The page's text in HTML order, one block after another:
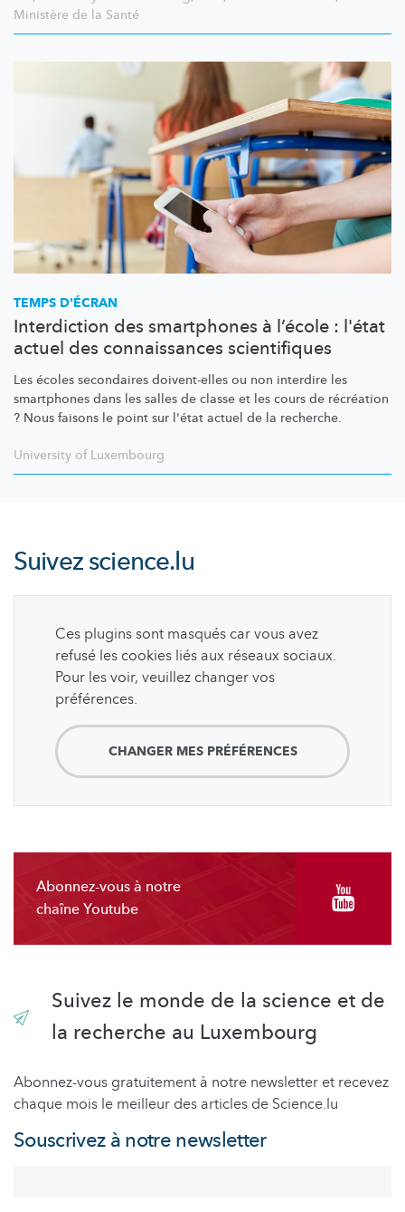
Ministère de la Santé
TEMPS D'ÉCRAN
Interdiction des smartphones à l’école : l'état
actuel des connaissances scientifiques
Les écoles secondaires doivent-elles ou non interdire les
smartphones dans les salles de classe et les cours de récréation
? Nous faisons le point sur l'état actuel de la recherche.
University of Luxembourg
Suivezscience.lu
Ces plugins sont masqués car vous avez
refusé les cookies liés aux réseaux sociaux.
Pour les voir, veuillez changer vos
préférences.
CHANGER MES PRÉFÉRENCES
Abonnez-vous à notre
chaîne Youtube
Suivez le monde de la science et de
la recherche au Luxembourg
Abonnez-vous gratuitement à notre newsletter et recevez
chaque mois le meilleur des articles de Science.lu
Souscrivez à notre newsletter